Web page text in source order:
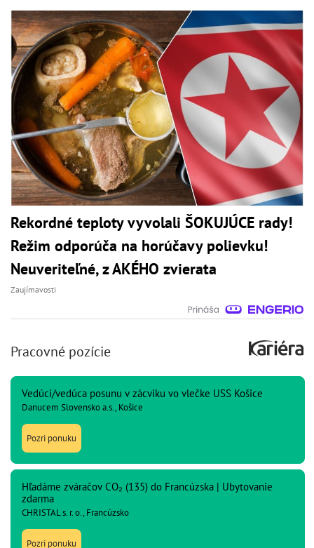
Rekordné teploty vyvolali ŠOKUJÚCE rady!
Režim odporúča na horúčavy polievku!
Neuveriteľné, z AKÉHO zvierata
Zaujímavosti
Pracovné pozície
Vedúci/vedúca posunu v zácviku vo vlečke USS Košice
Danucem Slovensko a.s., Košice
Pozri ponuku
Hľadáme zváračov CO₂ (135) do Francúzska | Ubytovanie
zdarma
CHRISTAL s. r. o., Francúzsko
Pozri ponuku